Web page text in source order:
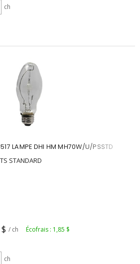
ch
LAMPE DHI HM MH70W/U/PSSTD
STANDARD
/ ch Écofrais : 1,85 $
ch